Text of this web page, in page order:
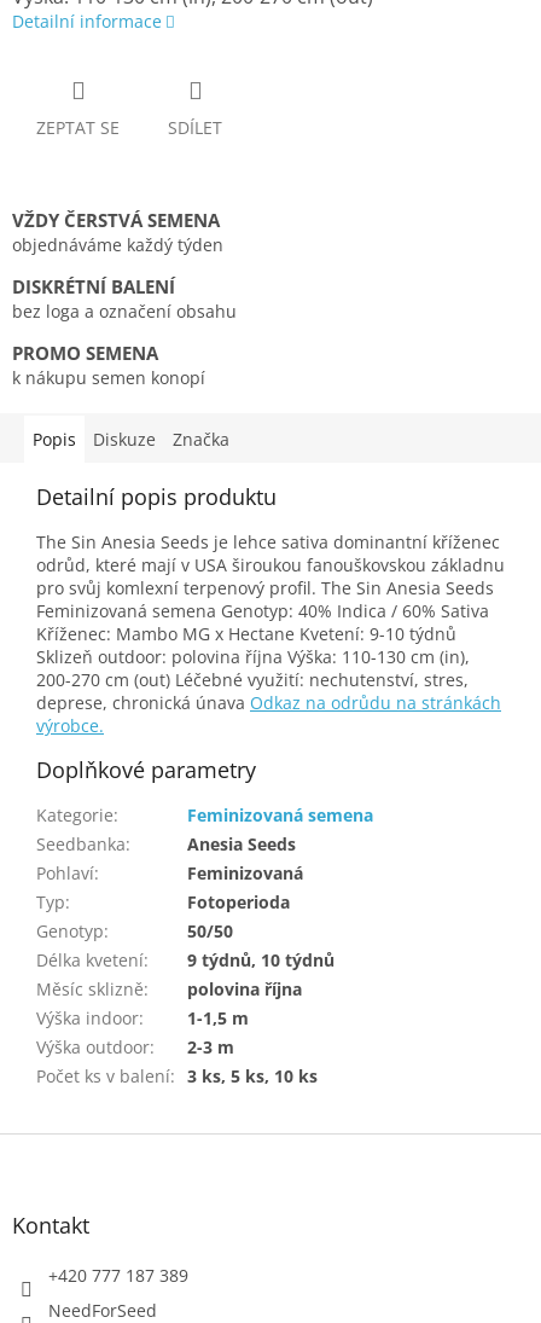
Detailní informace
ZEPTAT SE SDÍLET
VŽDY ČERSTVÁ SEMENA
objednáváme každý týden
DISKRÉTNÍ BALENÍ
bez loga a označení obsahu
PROMO SEMENA
k nákupu semen konopí
Popis Diskuze Značka
Detailní popis produktu
The Sin Anesia Seeds je lehce sativa dominantní kříženec
odrůd, které mají v USA široukou fanouškovskou základnu
pro svůj komlexní terpenový profil. The Sin Anesia Seeds
Feminizovaná semena Genotyp: 40% Indica / 60% Sativa
Kříženec: Mambo MG x Hectane Kvetení: 9-10 týdnů
Sklizeň outdoor: polovina října Výška: 110-130 cm (in),
200-270 cm (out) Léčebné využití: nechutenství, stres,
deprese, chronická únava Odkaz na odrůdu na stránkách
výrobce.
Doplňkové parametry
Kategorie:
Feminizovaná semena
Seedbanka:
Anesia Seeds
Pohlaví:
Feminizovaná
Typ:
Fotoperioda
Genotyp:
50/50
Délka kvetení:
9 týdnů, 10 týdnů
Měsíc sklizně:
polovina října
Výška indoor:
1-1,5 m
Výška outdoor:
2-3 m
Počet ks v balení: 3 ks, 5 ks, 10 ks
Z
Kontakt
+420 777 187 389
NeedForSeed